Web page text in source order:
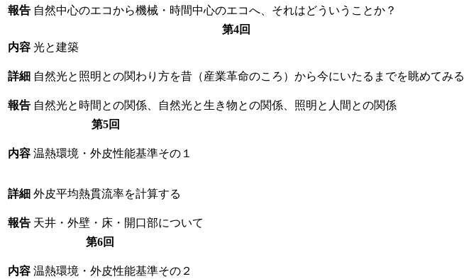
報告 自然中心のエコから機械・時間中心のエコへ、それはどういうことか？
第4回
内容 光と建築
詳細 自然光と照明との関わり方を昔（産業革命のころ）から今にいたるまでを眺めてみる
報告 自然光と時間との関係、自然光と生き物との関係、照明と人間との関係
第5回
内容 温熱環境・外皮性能基準その１
詳細 外皮平均熱貫流率を計算する
報告 天井・外壁・床・開口部について
第6回
内容 温熱環境・外皮性能基準その２